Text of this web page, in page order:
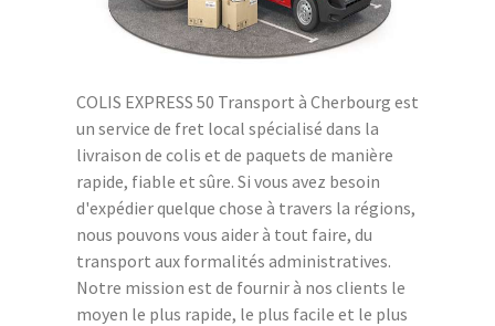
COLIS EXPRESS 50 Transport à Cherbourg est
un service de fret local spécialisé dans la
livraison de colis et de paquets de manière
rapide, fiable et sûre. Si vous avez besoin
d'expédier quelque chose à travers la régions,
nous pouvons vous aider à tout faire, du
transport aux formalités administratives.
Notre mission est de fournir à nos clients le
moyen le plus rapide, le plus facile et le plus